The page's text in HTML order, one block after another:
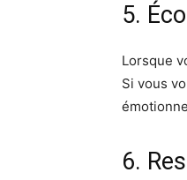
5.
Lorsque
Si vous
6.